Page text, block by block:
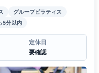
グループピラティス
5分以内
定休日
要確認